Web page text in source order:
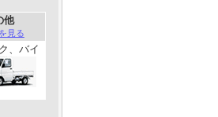
他
見る
、バイ